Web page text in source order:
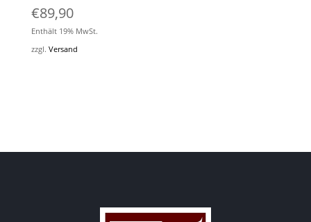
€89,90
Enthält 19% MwSt.
zzgl. Versand